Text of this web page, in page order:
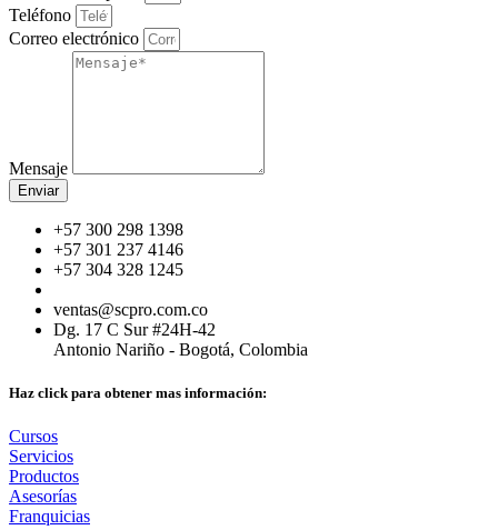
Teléfono
Correo electrónico
Mensaje
Enviar
+57 300 298 1398
+57 301 237 4146
+57 304 328 1245
ventas@scpro.com.co
Dg. 17 C Sur #24H-42
Antonio Nariño - Bogotá, Colombia
Haz click para obtener mas información:
Cursos
Servicios
Productos
Asesorías
Franquicias